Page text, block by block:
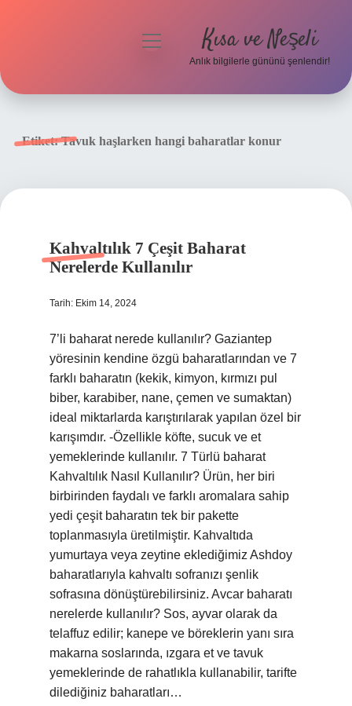
menüyü
Kısa ve Neşeli
Anlık bilgilerle gününü şenlendir!
Etiket:Tavuk haşlarken hangi baharatlar konur
Kahvaltılık 7 Çeşit Baharat
Nerelerde Kullanılır
Tarih: Ekim 14, 2024
7’li baharat nerede kullanılır? Gaziantep
yöresinin kendine özgü baharatlarından ve 7
farklı baharatın (kekik, kimyon, kırmızı pul
biber, karabiber, nane, çemen ve sumaktan)
ideal miktarlarda karıştırılarak yapılan özel bir
karışımdır. -Özellikle köfte, sucuk ve et
yemeklerinde kullanılır. 7 Türlü baharat
Kahvaltılık Nasıl Kullanılır? Ürün, her biri
birbirinden faydalı ve farklı aromalara sahip
yedi çeşit baharatın tek bir pakette
toplanmasıyla üretilmiştir. Kahvaltıda
yumurtaya veya zeytine eklediğimiz Ashdoy
baharatlarıyla kahvaltı sofranızı şenlik
sofrasına dönüştürebilirsiniz. Avcar baharatı
nerelerde kullanılır? Sos, ayvar olarak da
telaffuz edilir; kanepe ve böreklerin yanı sıra
makarna soslarında, ızgara et ve tavuk
yemeklerinde de rahatlıkla kullanabilir, tarifte
dilediğiniz baharatları…